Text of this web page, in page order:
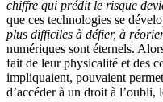
chiffre qui prédit le risque
que ces technologies se
plus difficiles à défier, à
numériques sont éternels.
fait de leur physicalité et des
impliquaient, pouvaient
d’accéder à un droit à l’oubli,